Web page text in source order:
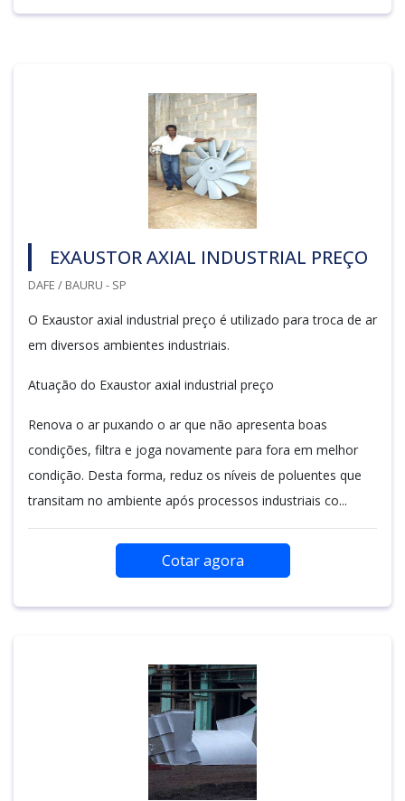
EXAUSTOR AXIAL INDUSTRIAL PREÇO
DAFE / BAURU - SP
O Exaustor axial industrial preço é utilizado para troca de ar
em diversos ambientes industriais.
Atuação do Exaustor axial industrial preço
Renova o ar puxando o ar que não apresenta boas
condições, filtra e joga novamente para fora em melhor
condição. Desta forma, reduz os níveis de poluentes que
transitam no ambiente após processos industriais co...
Cotar agora